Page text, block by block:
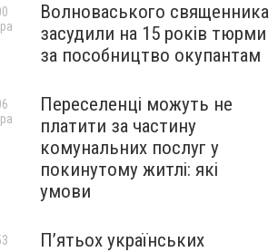
Волноваського священника
засудили на 15 років тюрми
за пособництво окупантам
Переселенці можуть не
платити за частину
комунальних послуг у
покинутому житлі: які
умови
П’ятьох українських